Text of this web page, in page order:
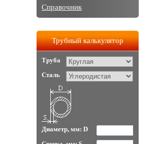
Справочник
Трубный калькулятор
Труба
Сталь
Диаметр, мм: D